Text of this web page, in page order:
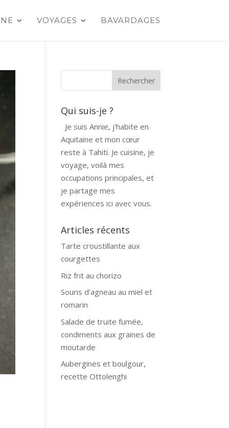
VOYAGES BAVARDAGES
Qui suis-je ?
Je suis Annie, j'habite en
Aquitaine et mon cœur
reste à Tahiti. Je cuisine, je
voyage, voilà mes
occupations principales, et
je partage mes
expériences ici avec vous.
Articles récents
Tarte croustillante aux
courgettes
Riz frit au chorizo
Souris d’agneau au miel et
romarin
Salade de truite fumée,
condiments aux graines de
moutarde
Aubergines et boulgour,
recette Ottolenghi